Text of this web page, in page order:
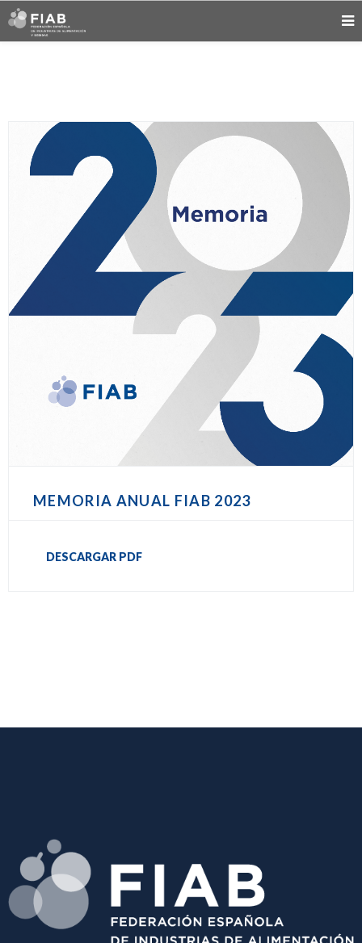
MEMORIA ANUAL FIAB 2023
DESCARGAR PDF